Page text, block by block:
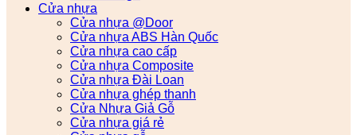
Cửa nhựa
Cửa nhựa @Door
Cửa nhựa ABS Hàn Quốc
Cửa nhựa cao cấp
Cửa nhựa Composite
Cửa nhựa Đài Loan
Cửa nhựa ghép thanh
Cửa Nhựa Giả Gỗ
Cửa nhựa giá rẻ